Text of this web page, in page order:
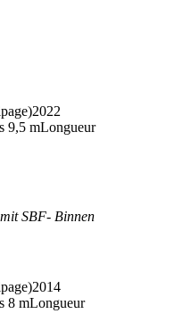
2022
9,5 mLongueur
SBF- Binnen
2014
8 mLongueur